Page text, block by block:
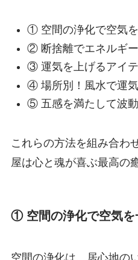
① 空間の浄化で空気
② 断捨離でエネルギ
③ 運気を上げるアイ
④ 場所別！風水で運
⑤ 五感を満たして波
これらの方法を組み合わ
屋は心と魂が喜ぶ最高の
① 空間の浄化で空気を